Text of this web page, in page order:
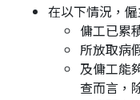
在以下情況，
傭工已累
所放取病
及傭工能
查而言，